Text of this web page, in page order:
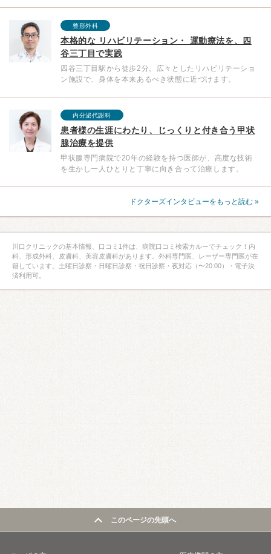
整形外科
本格的な リハビリテーション・ 運動療法を、四
谷三丁目で実践
四谷三丁目駅から徒歩2分。広々としたリハビリテーショ
ン施設で、身体を本来あるべき状態に近づけます。
内分泌代謝科
患者様の生涯にわたり、じっくりと付き合う甲状
腺治療を提供
甲状腺専門病院で20年の経験を持つ医師が、高度な技術
を生かし一人ひとりと丁寧に向き合って治療します。
ドクターズインタビューをもっと読む »
川口クリニックの基本情報、口コミ1件は、病院口コミ検索カルーでチェック！内
科、形成外科、皮膚科、美容皮膚科があります。外科専門医、レーザー専門医が在
籍しています。土曜日診察・日曜日診察・祝日診察・夜対応（〜20:00）・電子決
済利用可。
このページの先頭へ